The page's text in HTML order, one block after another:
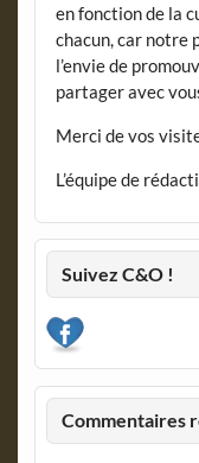
en fonction de la
chacun, car notre
l’envie de
partager avec
Merci de vos
L’équipe de
Suivez C&O !
Commentaires